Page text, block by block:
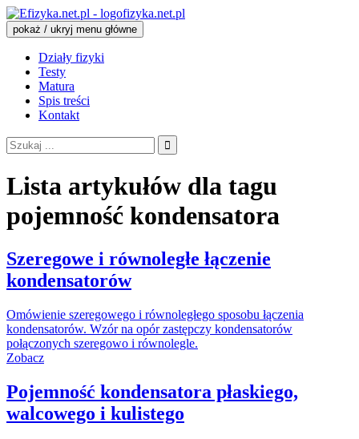
fizyka.net.pl
pokaż / ukryj menu główne
Działy fizyki
Testy
Matura
Spis treści
Kontakt
Szukaj:
Lista artykułów dla tagu
pojemność kondensatora
Szeregowe i równoległe łączenie
kondensatorów
Omówienie szeregowego i równoległego sposobu łączenia
kondensatorów. Wzór na opór zastępczy kondensatorów
połączonych szeregowo i równolegle.
Zobacz
Pojemność kondensatora płaskiego,
walcowego i kulistego